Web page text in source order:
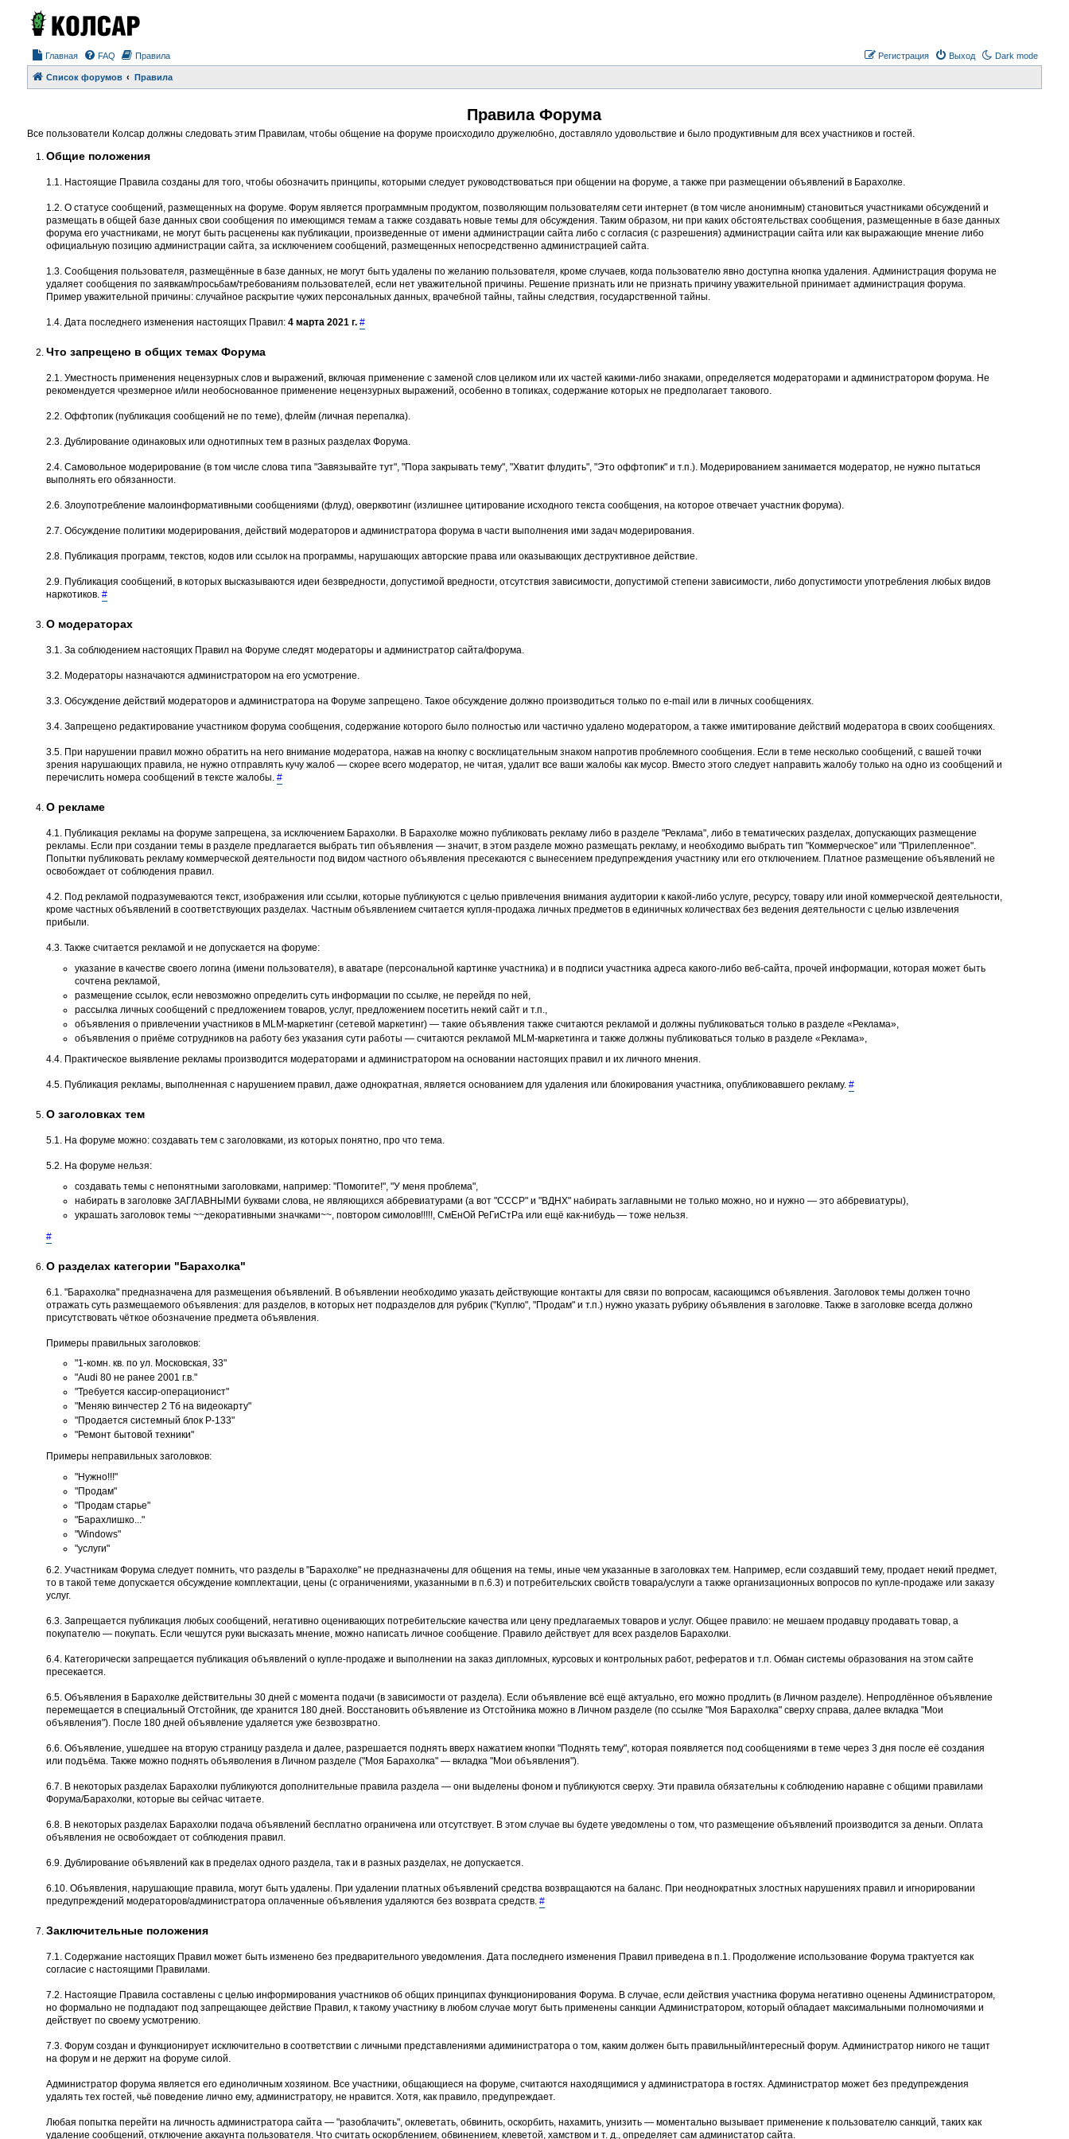
Главная Dark mode
FAQ Правила Выход
Регистрация
Список форумов Правила
Правила Форума
Все пользователи Колсар должны следовать этим Правилам, чтобы общение на форуме происходило дружелюбно, доставляло удовольствие и было продуктивным для всех участников и гостей.
Общие положения
1.1. Настоящие Правила созданы для того, чтобы обозначить принципы, которыми следует руководствоваться при общении на форуме, а также при размещении объявлений в Барахолке.
1.2. О статусе сообщений, размещенных на форуме. Форум является программным продуктом, позволяющим пользователям сети интернет (в том числе анонимным) становиться участниками обсуждений и
размещать в общей базе данных свои сообщения по имеющимся темам а также создавать новые темы для обсуждения. Таким образом, ни при каких обстоятельствах сообщения, размещенные в базе данных
форума его участниками, не могут быть расценены как публикации, произведенные от имени администрации сайта либо с согласия (с разрешения) администрации сайта или как выражающие мнение либо
официальную позицию администрации сайта, за исключением сообщений, размещенных непосредственно администрацией сайта.
1.3. Сообщения пользователя, размещённые в базе данных, не могут быть удалены по желанию пользователя, кроме случаев, когда пользователю явно доступна кнопка удаления. Администрация форума не
удаляет сообщения по заявкам/просьбам/требованиям пользователей, если нет уважительной причины. Решение признать или не признать причину уважительной принимает администрация форума.
Пример уважительной причины: случайное раскрытие чужих персональных данных, врачебной тайны, тайны следствия, государственной тайны.
1.4. Дата последнего изменения настоящих Правил: 4 марта 2021 г. #
Что запрещено в общих темах Форума
2.1. Уместность применения нецензурных слов и выражений, включая применение с заменой слов целиком или их частей какими-либо знаками, определяется модераторами и администратором форума. Не
рекомендуется чрезмерное и/или необоснованное применение нецензурных выражений, особенно в топиках, содержание которых не предполагает такового.
2.2. Оффтопик (публикация сообщений не по теме), флейм (личная перепалка).
2.3. Дублирование одинаковых или однотипных тем в разных разделах Форума.
2.4. Самовольное модеpиpование (в том числе слова типа "Завязывайте тут", "Пора закрывать тему", "Хватит флудить", "Это оффтопик" и т.п.). Модерированием занимается модератор, не нужно пытаться
выполнять его обязанности.
2.6. Злоупотребление малоинформативными сообщениями (флуд), оверквотинг (излишнее цитирование исходного текста сообщения, на которое отвечает участник форума).
2.7. Обсуждение политики модерирования, действий модеpатоpов и администратора форума в части выполнения ими задач модерирования.
2.8. Публикация программ, текстов, кодов или ссылок на программы, нарушающих авторские права или оказывающих деструктивное действие.
2.9. Публикация сообщений, в которых высказываются идеи безвредности, допустимой вредности, отсутствия зависимости, допустимой степени зависимости, либо допустимости употребления любых видов
наркотиков. #
О модераторах
3.1. За соблюдением настоящих Правил на Форуме следят модераторы и администратор сайта/форума.
3.2. Модераторы назначаются администратором на его усмотрение.
3.3. Обсуждение действий модераторов и администратора на Форуме запрещено. Такое обсуждение должно производиться только по e-mail или в личных сообщениях.
3.4. Запрещено редактирование участником форума сообщения, содержание которого было полностью или частично удалено модератором, а также имитирование действий модератора в своих сообщениях.
3.5. При нарушении правил можно обратить на него внимание модератора, нажав на кнопку с восклицательным знаком напротив проблемного сообщения. Если в теме несколько сообщений, с вашей точки
зрения нарушающих правила, не нужно отправлять кучу жалоб — скорее всего модератор, не читая, удалит все ваши жалобы как мусор. Вместо этого следует направить жалобу только на одно из сообщений и
перечислить номера сообщений в тексте жалобы. #
О рекламе
4.1. Публикация рекламы на форуме запрещена, за исключением Барахолки. В Барахолке можно публиковать рекламу либо в разделе "Реклама", либо в тематических разделах, допускающих размещение
рекламы. Если при создании темы в разделе предлагается выбрать тип объявления — значит, в этом разделе можно размещать рекламу, и необходимо выбрать тип "Коммерческое" или "Прилепленное".
Попытки публиковать рекламу коммерческой деятельности под видом частного объявления пресекаются с вынесением предупреждения участнику или его отключением. Платное размещение объявлений не
освобождает от соблюдения правил.
4.2. Под рекламой подразумеваются текст, изображения или ссылки, которые публикуются с целью привлечения внимания аудитории к какой-либо услуге, ресурсу, товару или иной коммерческой деятельности,
кроме частных объявлений в соответствующих разделах. Частным объявлением считается купля-продажа личных предметов в единичных количествах без ведения деятельности с целью извлечения
прибыли.
4.3. Также считается рекламой и не допускается на форуме:
указание в качестве своего логина (имени пользователя), в аватаре (персональной картинке участника) и в подписи участника адреса какого-либо веб-сайта, прочей информации, которая может быть
сочтена рекламой,
размещение ссылок, если невозможно определить суть информации по ссылке, не перейдя по ней,
рассылка личных сообщений с предложением товаров, услуг, предложением посетить некий сайт и т.п.,
объявления о привлечении участников в MLM-маркетинг (сетевой маркетинг) — такие объявления также считаются рекламой и должны публиковаться только в разделе «Реклама»,
объявления о приёме сотрудников на работу без указания сути работы — считаются рекламой MLM-маркетинга и также должны публиковаться только в разделе «Реклама»,
4.4. Практическое выявление рекламы производится модераторами и администратором на основании настоящих правил и их личного мнения.
4.5. Публикация рекламы, выполненная с нарушением правил, даже однократная, является основанием для удаления или блокирования участника, опубликовавшего рекламу. #
О заголовках тем
5.1. На форуме можно: создавать тем с заголовками, из которых понятно, про что тема.
5.2. На форуме нельзя:
создавать темы с непонятными заголовками, например: "Помогите!", "У меня проблема",
набирать в заголовке ЗАГЛАВНЫМИ буквами слова, не являющихся аббревиатурами (а вот "СССР" и "ВДНХ" набирать заглавными не только можно, но и нужно — это аббревиатуры),
украшать заголовок темы ~~декоративными значками~~, повтором симолов!!!!!, СмЕнОй РеГиСтРа или ещё как-нибудь — тоже нельзя.
#
О разделах категории "Барахолка"
6.1. "Барахолка" предназначена для размещения объявлений. В объявлении необходимо указать действующие контакты для связи по вопросам, касающимся объявления. Заголовок темы должен точно
отражать суть размещаемого объявления: для разделов, в которых нет подразделов для рубрик ("Куплю", "Продам" и т.п.) нужно указать рубрику объявления в заголовке. Также в заголовке всегда должно
присутствовать чёткое обозначение предмета объявления.
Примеры правильных заголовков:
"1-комн. кв. по ул. Московская, 33"
"Audi 80 не ранее 2001 г.в."
"Требуется кассир-операционист"
"Меняю винчестер 2 Тб на видеокарту"
"Продается системный блок P-133"
"Ремонт бытовой техники"
Примеры неправильных заголовков:
"Нужно!!!"
"Продам"
"Продам старье"
"Барахлишко..."
"Windows"
"услуги"
6.2. Участникам Форума следует помнить, что разделы в "Барахолке" не предназначены для общения на темы, иные чем указанные в заголовках тем. Например, если создавший тему, продает некий предмет,
то в такой теме допускается обсуждение комплектации, цены (с ограничениями, указанными в п.6.3) и потребительских свойств товара/услуги а также организационных вопросов по купле-продаже или заказу
услуг.
6.3. Запрещается публикация любых сообщений, негативно оценивающих потребительские качества или цену предлагаемых товаров и услуг. Общее правило: не мешаем продавцу продавать товар, а
покупателю — покупать. Если чешутся руки высказать мнение, можно написать личное сообщение. Правило действует для всех разделов Барахолки.
6.4. Категорически запрещается публикация объявлений о купле-продаже и выполнении на заказ дипломных, курсовых и контрольных работ, рефератов и т.п. Обман системы образования на этом сайте
пресекается.
6.5. Объявления в Барахолке действительны 30 дней с момента подачи (в зависимости от раздела). Если объявление всё ещё актуально, его можно продлить (в Личном разделе). Непродлённое объявление
перемещается в специальный Отстойник, где хранится 180 дней. Восстановить объявление из Отстойника можно в Личном разделе (по ссылке "Моя Барахолка" сверху справа, далее вкладка "Мои
объявления"). После 180 дней объявление удаляется уже безвозвратно.
6.6. Объявление, ушедшее на вторую страницу раздела и далее, разрешается поднять вверх нажатием кнопки "Поднять тему", которая появляется под сообщениями в теме через 3 дня после её создания
или подъёма. Также можно поднять объяволения в Личном разделе ("Моя Барахолка" — вкладка "Мои объявления").
6.7. В некоторых разделах Барахолки публикуются дополнительные правила раздела — они выделены фоном и публикуются сверху. Эти правила обязательны к соблюдению наравне с общими правилами
Форума/Барахолки, которые вы сейчас читаете.
6.8. В некоторых разделах Барахолки подача объявлений бесплатно ограничена или отсутствует. В этом случае вы будете уведомлены о том, что размещение объявлений производится за деньги. Оплата
объявления не освобождает от соблюдения правил.
6.9. Дублирование объявлений как в пределах одного раздела, так и в разных разделах, не допускается.
6.10. Объявления, нарушающие правила, могут быть удалены. При удалении платных объявлений средства возвращаются на баланс. При неоднократных злостных нарушениях правил и игнорировании
предупреждений модераторов/администратора оплаченные объявления удаляются без возврата средств. #
Заключительные положения
7.1. Содержание настоящих Правил может быть изменено без предварительного уведомления. Дата последнего изменения Правил приведена в п.1. Продолжение использование Форума трактуется как
согласие с настоящими Правилами.
7.2. Настоящие Правила составлены с целью информирования участников об общих принципах функционирования Форума. В случае, если действия участника форума негативно оценены Администратором,
но формально не подпадают под запрещающее действие Правил, к такому участнику в любом случае могут быть применены санкции Администратором, который обладает максимальными полномочиями и
действует по своему усмотрению.
7.3. Форум создан и функционирует исключительно в соответствии с личными представлениями адиминистратора о том, каким должен быть правильный/интересный форум. Администратор никого не тащит
на форум и не держит на форуме силой.
Администратор форума является его единоличным хозяином. Все участники, общающиеся на форуме, считаются находящимися у администратора в гостях. Администратор может без предупреждения
удалять тех гостей, чьё поведение лично ему, администратору, не нравится. Хотя, как правило, предупреждает.
Любая попытка перейти на личность администратора сайта — "разоблачить", оклеветать, обвинить, оскорбить, нахамить, унизить — моментально вызывает применение к пользователю санкций, таких как
удаление сообщений, отключение аккаунта пользователя. Что считать оскорблением, обвинением, клеветой, хамством и т. д., определяет сам администатор сайта.